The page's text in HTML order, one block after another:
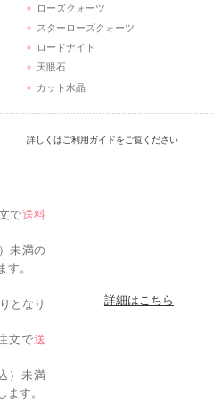
ローズクォーツ
スターローズクォーツ
ロードナイト
天眼石
カット水晶
詳しくはご利用ガイドをご覧ください
で送料
未満の
す。
となり
文で送
）未満
ます。
詳細はこちら